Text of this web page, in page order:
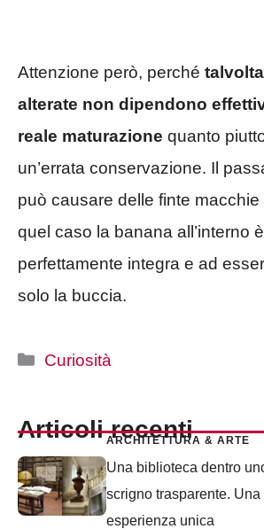
Attenzione però, perché
alterate non dipendono
reale maturazione quanto
un’errata conservazione. Il
può causare delle finte macchie
quel caso la banana all’interno
perfettamente integra e ad
solo la buccia.
Categorie
Curiosità
Articoli recenti
ARCHITETTURA & ARTE
Una biblioteca dentro
scrigno trasparente. Una
esperienza unica